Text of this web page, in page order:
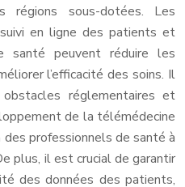
régions sous-dotées. Les
en ligne des patients et
santé peuvent réduire les
l’efficacité des soins. Il
réglementaires et
de la télémédecine
professionnels de santé à
plus, il est crucial de garantir
des données des patients,